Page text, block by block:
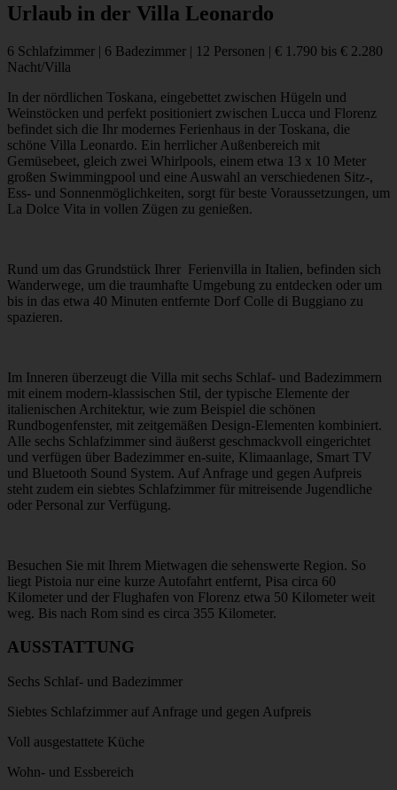
Urlaub in der Villa Leonardo
6 Schlafzimmer | 6 Badezimmer | 12 Personen | € 1.790 bis € 2.280
Nacht/Villa
In der nördlichen Toskana, eingebettet zwischen Hügeln und
Weinstöcken und perfekt positioniert zwischen Lucca und Florenz
befindet sich die Ihr modernes Ferienhaus in der Toskana, die
schöne Villa Leonardo. Ein herrlicher Außenbereich mit
Gemüsebeet, gleich zwei Whirlpools, einem etwa 13 x 10 Meter
großen Swimmingpool und eine Auswahl an verschiedenen Sitz-,
Ess- und Sonnenmöglichkeiten, sorgt für beste Voraussetzungen, um
La Dolce Vita in vollen Zügen zu genießen.
Rund um das Grundstück Ihrer Ferienvilla in Italien, befinden sich
Wanderwege, um die traumhafte Umgebung zu entdecken oder um
bis in das etwa 40 Minuten entfernte Dorf Colle di Buggiano zu
spazieren.
Im Inneren überzeugt die Villa mit sechs Schlaf- und Badezimmern
mit einem modern-klassischen Stil, der typische Elemente der
italienischen Architektur, wie zum Beispiel die schönen
Rundbogenfenster, mit zeitgemäßen Design-Elementen kombiniert.
Alle sechs Schlafzimmer sind äußerst geschmackvoll eingerichtet
und verfügen über Badezimmer en-suite, Klimaanlage, Smart TV
und Bluetooth Sound System. Auf Anfrage und gegen Aufpreis
steht zudem ein siebtes Schlafzimmer für mitreisende Jugendliche
oder Personal zur Verfügung.
Besuchen Sie mit Ihrem Mietwagen die sehenswerte Region. So
liegt Pistoia nur eine kurze Autofahrt entfernt, Pisa circa 60
Kilometer und der Flughafen von Florenz etwa 50 Kilometer weit
weg. Bis nach Rom sind es circa 355 Kilometer.
AUSSTATTUNG
Sechs Schlaf- und Badezimmer
Siebtes Schlafzimmer auf Anfrage und gegen Aufpreis
Voll ausgestattete Küche
Wohn- und Essbereich